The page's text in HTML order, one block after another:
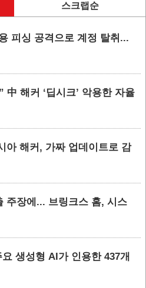
스크랩순
피싱 공격으로 계정 탈취...
中 해커 ‘딥시크’ 악용한 자율
아 해커, 가짜 업데이트로 감
주장에... 브링크스 홈, 시스
생성형 AI가 인용한 437개